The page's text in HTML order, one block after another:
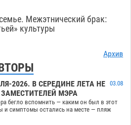
Межэтнический брак:
культуры
Архив
2026. В СЕРЕДИНЕ ЛЕТА НЕ
МЭРА
03.08
бегло вспомнить — каким он был в этот
и симптомы остались на месте — пляж